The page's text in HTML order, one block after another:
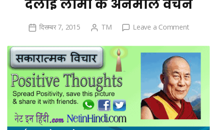
दलाई लामा के अनमोल वचन
दिसम्बर 7, 2015 TM Leave a Commenton
Lama
quotes
in
Hindi
दलाई
लामा